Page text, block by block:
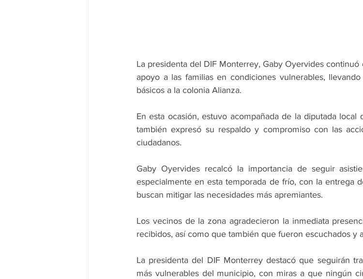
La presidenta del DIF Monterrey, Gaby Oyervides
apoyo a las familias en condiciones vulnerables,
básicos a la colonia Alianza.
En esta ocasión, estuvo acompañada de la diputada local
también expresó su respaldo y compromiso con las
ciudadanos.
Gaby Oyervides recalcó la importancia de seguir
especialmente en esta temporada de frío, con la entrega
buscan mitigar las necesidades más apremiantes.
Los vecinos de la zona agradecieron la inmediata
recibidos, así como que también que fueron escuchados y
La presidenta del DIF Monterrey destacó que seguirán
más vulnerables del municipio, con miras a que ningún